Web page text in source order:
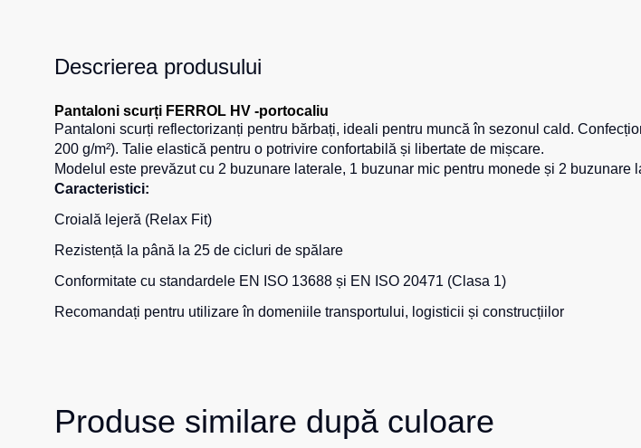
Descrierea produsului
Pantaloni scurți FERROL HV -portocaliu
Pantaloni scurți reflectorizanți pentru bărbați, ideali pentru muncă în sezonul cald.
200 g/m²). Talie elastică pentru o potrivire confortabilă și libertate de mișcare.
Modelul este prevăzut cu 2 buzunare laterale, 1 buzunar mic pentru monede și 2
Caracteristici:
Croială lejeră (Relax Fit)
Rezistență la până la 25 de cicluri de spălare
Conformitate cu standardele EN ISO 13688 și EN ISO 20471 (Clasa 1)
Recomandați pentru utilizare în domeniile transportului, logisticii și construcțiilor
Produse similare după culoare